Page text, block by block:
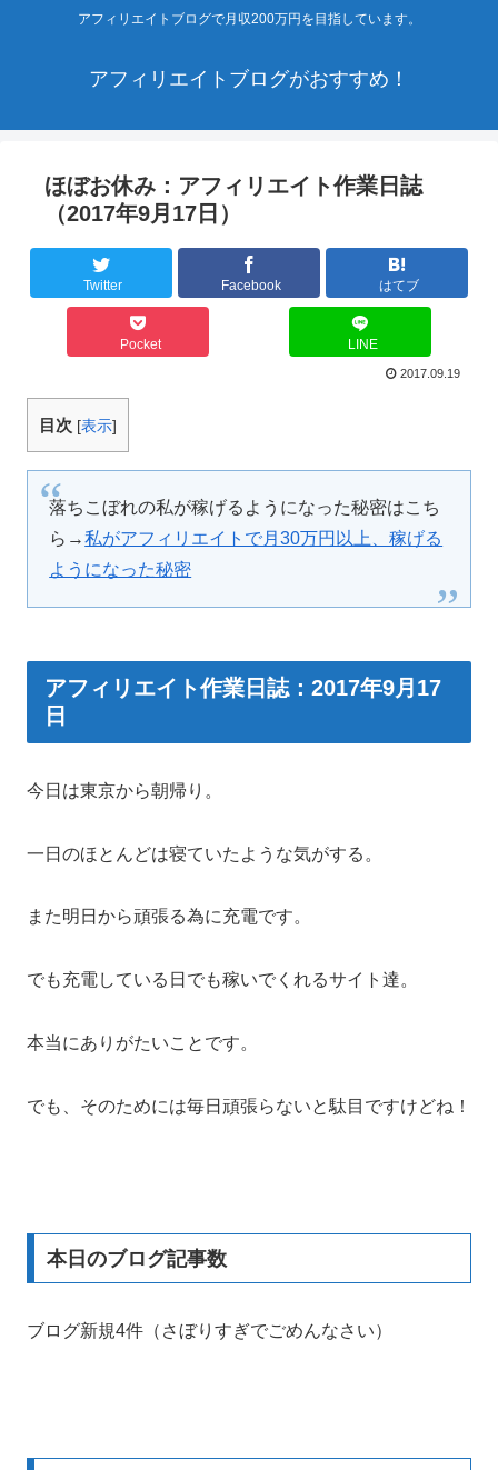
アフィリエイトブログで月収200万円を目指しています。
アフィリエイトブログがおすすめ！
ほぼお休み：アフィリエイト作業日誌
（2017年9月17日）
Twitter Facebook はてブ
Pocket LINE
2017.09.19
目次 [表示]
落ちこぼれの私が稼げるようになった秘密はこち
ら→私がアフィリエイトで月30万円以上、稼げる
ようになった秘密
アフィリエイト作業日誌：2017年9月17
日
今日は東京から朝帰り。
一日のほとんどは寝ていたような気がする。
また明日から頑張る為に充電です。
でも充電している日でも稼いでくれるサイト達。
本当にありがたいことです。
でも、そのためには毎日頑張らないと駄目ですけどね！
本日のブログ記事数
ブログ新規4件（さぼりすぎでごめんなさい）